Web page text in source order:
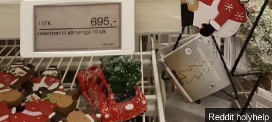
Reddit holyhelp